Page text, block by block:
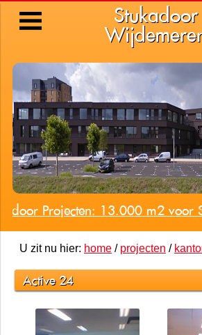
Stukadoor
Stukadoren Shore-Club Nautisch
U zit nu hier:home /projecten